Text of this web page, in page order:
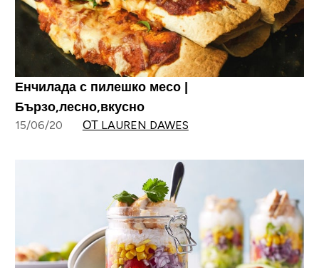
Енчилада с пилешко месо |
Бързо,лесно,вкусно
15/06/20 ОТ LAUREN DAWES